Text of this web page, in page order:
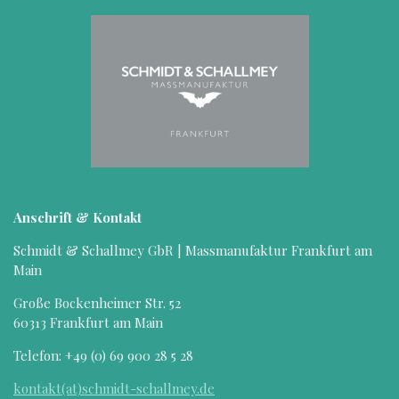
Anschrift & Kontakt
Schmidt & Schallmey GbR | Massmanufaktur Frankfurt am
Main
Große Bockenheimer Str. 52
60313 Frankfurt am Main
Telefon: +49 (0) 69 900 28 5 28
kontakt(at)schmidt-schallmey.de